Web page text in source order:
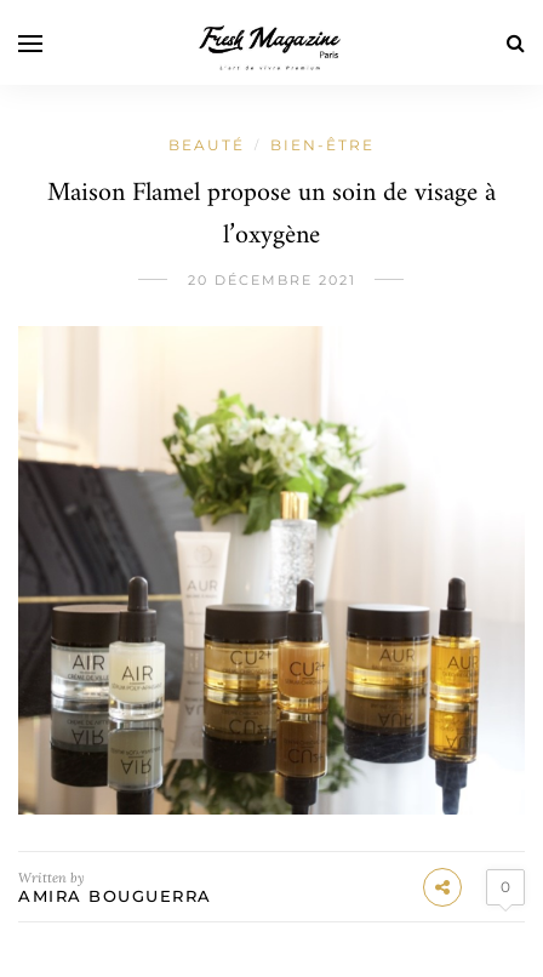
BEAUTÉ / BIEN-ÊTRE
Maison Flamel propose un soin de visage à
l’oxygène
20 DÉCEMBRE 2021
Written by
AMIRA BOUGUERRA 0